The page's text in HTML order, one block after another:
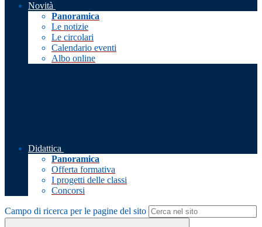
Novità
Panoramica
Le notizie
Le circolari
Calendario eventi
Albo online
Didattica
Panoramica
Offerta formativa
I progetti delle classi
Concorsi
Campo di ricerca per le pagine del sito